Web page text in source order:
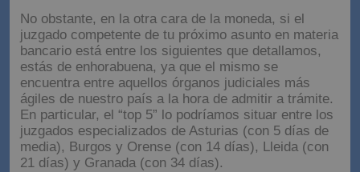
No obstante, en la otra cara de la moneda, si el
juzgado competente de tu próximo asunto en materia
bancario está entre los siguientes que detallamos,
estás de enhorabuena, ya que el mismo se
encuentra entre aquellos órganos judiciales más
ágiles de nuestro país a la hora de admitir a trámite.
En particular, el “top 5” lo podríamos situar entre los
juzgados especializados de Asturias (con 5 días de
media), Burgos y Orense (con 14 días), Lleida (con
21 días) y Granada (con 34 días).